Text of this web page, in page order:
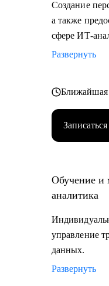
Создание
а также
сфере ИТ-
Развернуть
Ближайшая
Записаться
Обучение и
аналитика
управление
данных.
Развернуть